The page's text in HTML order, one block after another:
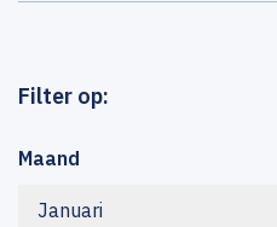
Filter op:
Maand
Januari